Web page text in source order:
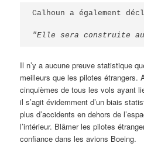
Calhoun a également
"Elle sera construite
Il n’y a aucune preuve statistique
meilleurs que les pilotes étrangers.
cinquièmes de tous les vols ayant
il s’agit évidemment d’un biais
plus d’accidents en dehors de
l’intérieur. Blâmer les pilotes
confiance dans les avions Boeing.